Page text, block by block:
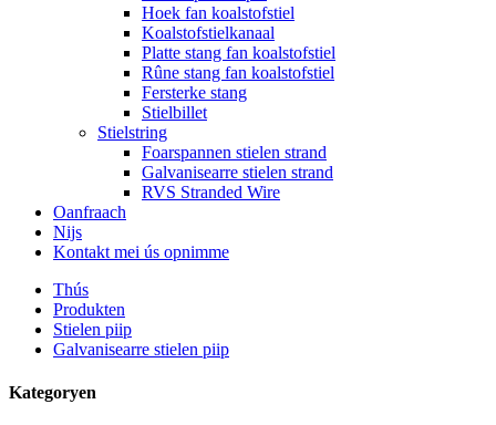
Hoek fan koalstofstiel
Koalstofstielkanaal
Platte stang fan koalstofstiel
Rûne stang fan koalstofstiel
Fersterke stang
Stielbillet
Stielstring
Foarspannen stielen strand
Galvanisearre stielen strand
RVS Stranded Wire
Oanfraach
Nijs
Kontakt mei ús opnimme
Thús
Produkten
Stielen piip
Galvanisearre stielen piip
Kategoryen